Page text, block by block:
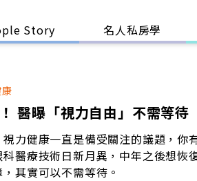
Story 名人私房學
醫曝「視力自由」不需等待
力健康一直是備受關注的議題，你
醫療技術日新月異，中年之後想恢
其實可以不需等待。